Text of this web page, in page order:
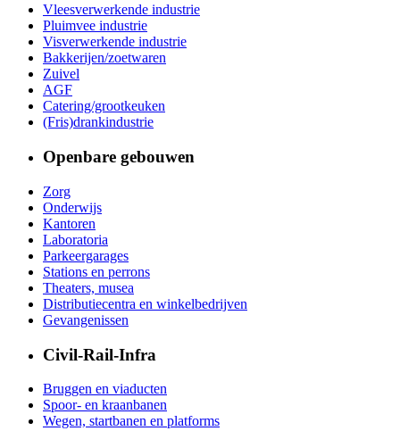
Vleesverwerkende industrie
Pluimvee industrie
Visverwerkende industrie
Bakkerijen/zoetwaren
Zuivel
AGF
Catering/grootkeuken
(Fris)drankindustrie
Openbare gebouwen
Zorg
Onderwijs
Kantoren
Laboratoria
Parkeergarages
Stations en perrons
Theaters, musea
Distributiecentra en winkelbedrijven
Gevangenissen
Civil-Rail-Infra
Bruggen en viaducten
Spoor- en kraanbanen
Wegen, startbanen en platforms